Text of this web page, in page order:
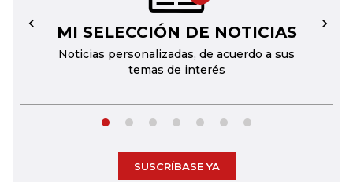
MI SELECCIÓN DE NOTICIAS
Noticias personalizadas, de acuerdo a sus
temas de interés
← →
SUSCRÍBASE YA